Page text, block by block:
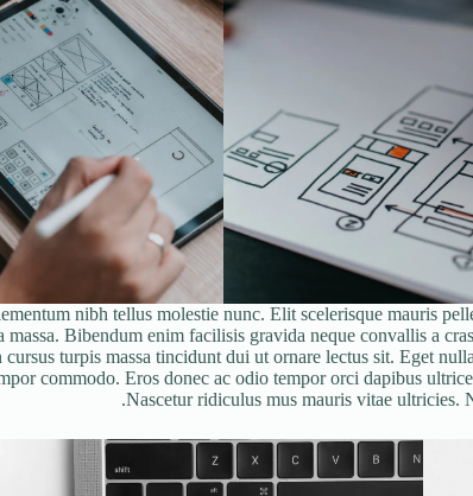
nibh tellus molestie nunc. Elit scelerisque mauris
Bibendum enim facilisis gravida neque convallis a
turpis massa tincidunt dui ut ornare lectus sit. Eget
commodo. Eros donec ac odio tempor orci dapibus
Nascetur ridiculus mus mauris vitae ultricies.